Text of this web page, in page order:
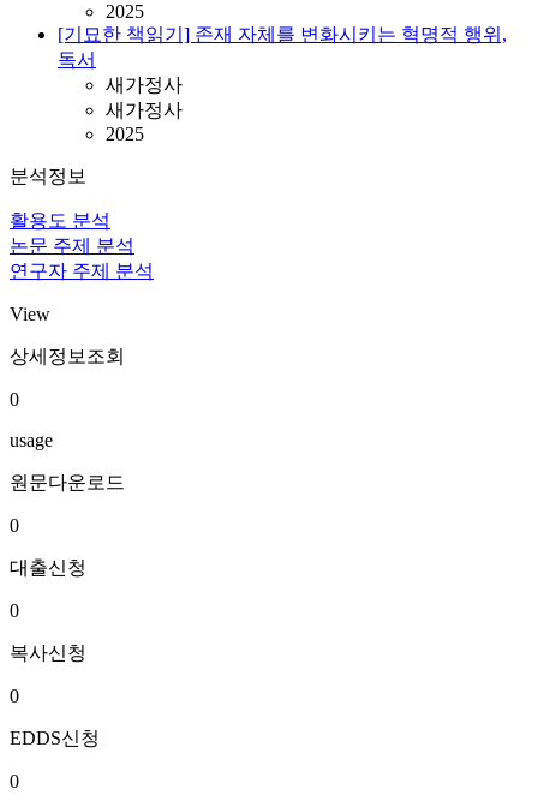
2025
[기묘한 책읽기] 존재 자체를 변화시키는 혁명적 행위,
독서
새가정사
새가정사
2025
분석정보
활용도 분석
논문 주제 분석
연구자 주제 분석
View
상세정보조회
0
usage
원문다운로드
0
대출신청
0
복사신청
0
EDDS신청
0